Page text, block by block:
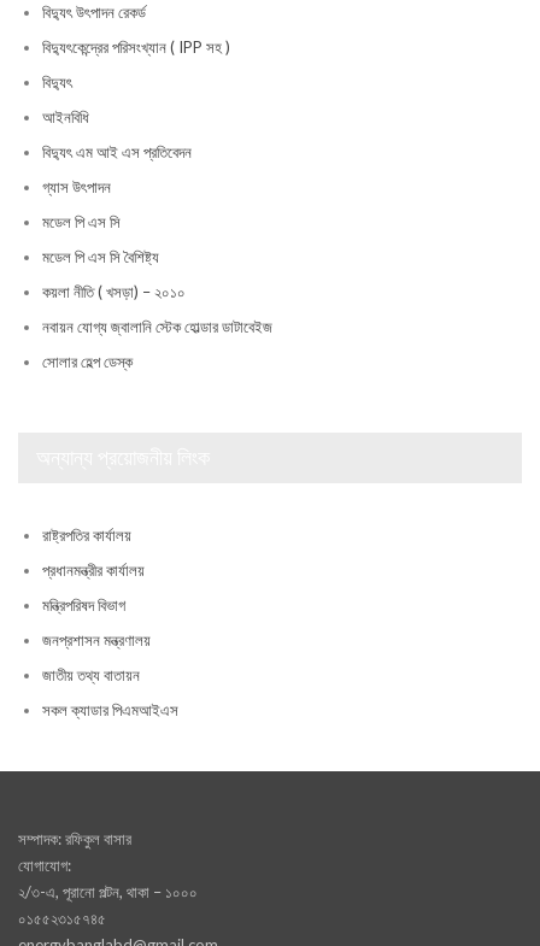
বিদ্যুৎ উৎপাদন রেকর্ড
বিদ্যুৎকেন্দ্রের পরিসংখ্যান ( IPP সহ )
বিদ্যুৎ
আইনবিধি
বিদ্যুৎ এম আই এস প্রতিবেদন
গ্যাস উৎপাদন
মডেল পি এস সি
মডেল পি এস সি বৈশিষ্ট্য
কয়লা নীতি ( খসড়া) – ২০১০
নবায়ন যোগ্য জ্বালানি স্টেক হোল্ডার ডাটাবেইজ
সোলার হেল্প ডেস্ক
রাষ্ট্রপতির কার্যালয়
প্রধানমন্ত্রীর কার্যালয়
মন্ত্রিপরিষদ বিভাগ
জনপ্রশাসন মন্ত্রণালয়
জাতীয় তথ্য বাতায়ন
সকল ক্যাডার পিএমআইএস
সম্পাদক: রফিকুল বাসার
যোগাযোগ:
২/৩-এ, পূরানো পল্টন, থাকা – ১০০০
০১৫৫২৩১৫৭৪৫